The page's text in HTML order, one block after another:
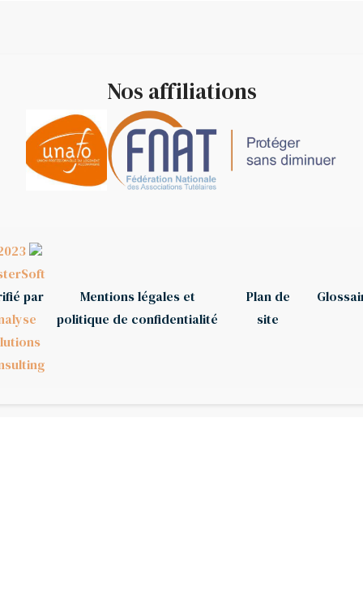
Nos affiliations
par
Mentions légales et
politique de confidentialité
Plan de
site